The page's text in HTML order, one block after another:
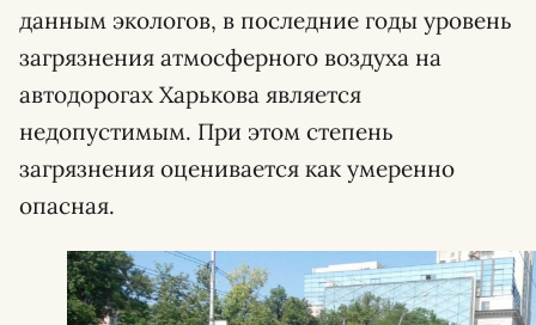
данным экологов, в последние годы уровень
загрязнения атмосферного воздуха на
автодорогах Харькова является
недопустимым. При этом степень
загрязнения оценивается как умеренно
опасная.